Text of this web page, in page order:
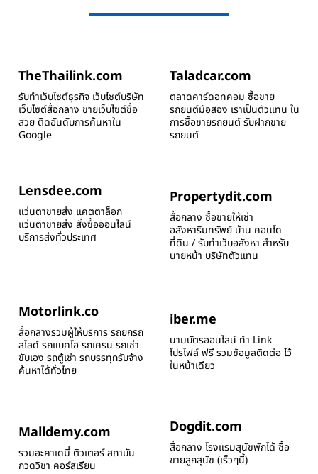
TheThailink.com
รับทำเว็บไซต์ธุรกิจ เว็บไซต์บริษัท
เว็บไซต์สื่อกลาง ขายเว็บไซต์ชื่อ
สวย ติดอันดับการค้นหาใน
Google
Taladcar.com
ตลาดคาร์ดอทคอม ซื้อขาย
รถยนต์มือสอง เราเป็นตัวแทน ใน
การซื้อขายรถยนต์ รับฝากขาย
รถยนต์
Lensdee.com
แว่นตาขายส่ง แคตตาล็อก
แว่นตาขายส่ง สั่งซื้อออนไลน์
บริการส่งทั่วประเทศ
Propertydit.com
สื่อกลาง ซื้อขายให้เช่า
อสังหาริมทรัพย์ บ้าน คอนโด
ที่ดิน / รับทำเว็บอสังหา สำหรับ
นายหน้า บริษัทตัวแทน
Motorlink.co
สื่อกลางรวมผู้ให้บริการ รถยกรถ
สไลด์ รถแบคโฮ รถเครน รถเช่า
ขับเอง รถตู้เช่า รถบรรทุกรับจ้าง
ค้นหาได้ทั่วไทย
iber.me
นามบัตรออนไลน์ ทำ Link
โปรไฟล์ ฟรี รวมข้อมูลติดต่อ ไว้
ในหน้าเดียว
Malldemy.com
รวมอะคาเดมี่ ติวเตอร์ สถาบัน
กวดวิชา คอร์สเรียน
Dogdit.com
สื่อกลาง โรงแรมสุนัขพักได้ ซื้อ
ขายลูกสุนัข (เร็วๆนี้)